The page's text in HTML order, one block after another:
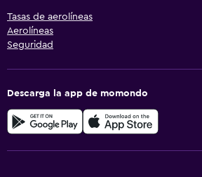
Tasas de aerolíneas
Aerolíneas
Seguridad
Descarga la app de momondo